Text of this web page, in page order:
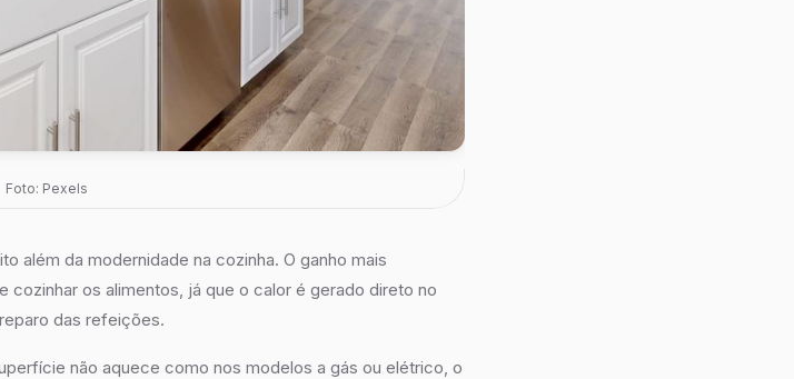
Foto: Pexels
além da modernidade na cozinha. O ganho mais
os alimentos, já que o calor é gerado direto no
das refeições.
não aquece como nos modelos a gás ou elétrico, o